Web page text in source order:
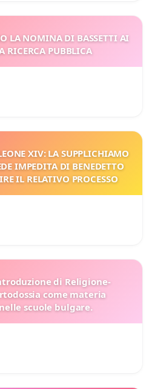
LA NOMINA DI BASSETTI AI
RICERCA PUBBLICA
XIV: LA SUPPLICHIAMO
IMPEDITA DI BENEDETTO
IL RELATIVO PROCESSO
di Religione-
come materia
scuole bulgare.